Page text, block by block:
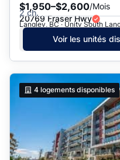
$1,950–$2,600/Mois
2 ch.
20769 Fraser Hwy
Langley, BC · Unity South
Voir les unités
4 logements disponibles